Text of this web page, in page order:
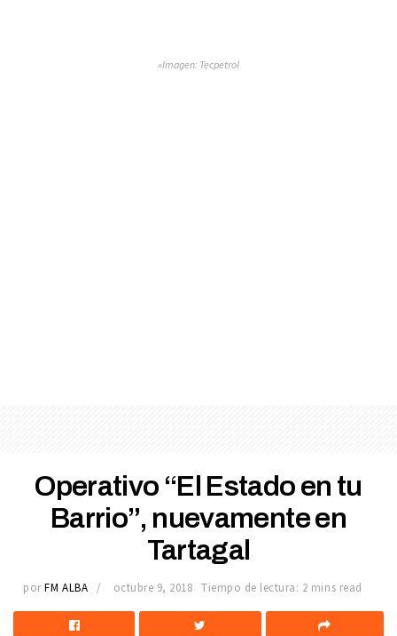
»Imagen: Tecpetrol
Operativo “El Estado en tu
Barrio”, nuevamente en
Tartagal
por FM ALBA octubre 9, 2018 Tiempo de lectura: 2 mins read